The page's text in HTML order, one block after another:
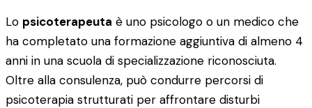
Lo psicoterapeuta è uno psicologo o un medico che
ha completato una formazione aggiuntiva di almeno 4
anni in una scuola di specializzazione riconosciuta.
Oltre alla consulenza, può condurre percorsi di
psicoterapia strutturati per affrontare disturbi